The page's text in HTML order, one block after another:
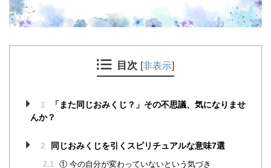
目次 [非表示]
1
「また同じおみくじ？」その不思議、気になりませ
んか？
2 同じおみくじを引くスピリチュアルな意味7選
2.1 ① 今の自分が変わっていないという気づき